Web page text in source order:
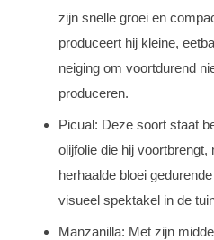
zijn snelle groei en
produceert hij kleine,
neiging om voortdurend
produceren.
Picual: Deze soort staat
olijfolie die hij voortbrengt,
herhaalde bloei
visueel spektakel in de
Manzanilla: Met zijn